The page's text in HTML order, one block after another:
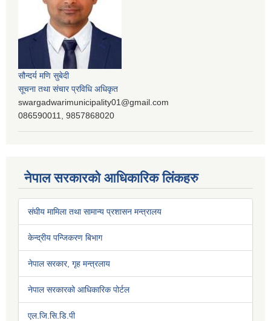
सौन्दर्य मणि सुबेदी
सूचना तथा संचार प्रविधि अधिकृत
swargadwarimunicipality01@gmail.com
086590011, 9857868020
नेपाल सरकारको आधिकारिक लिंकहरु
संघीय मामिला तथा सामान्य प्रशासन मन्त्रालय
केन्द्रीय पन्जिकरण बिभाग
नेपाल सरकार, गृह मन्त्रलाय
नेपाल सरकारको आधिकारिक पोर्टल
एल.जि.सि.डि.पी